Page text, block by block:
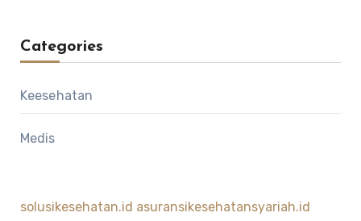
Categories
Keesehatan
Medis
solusikesehatan.id asuransikesehatansyariah.id